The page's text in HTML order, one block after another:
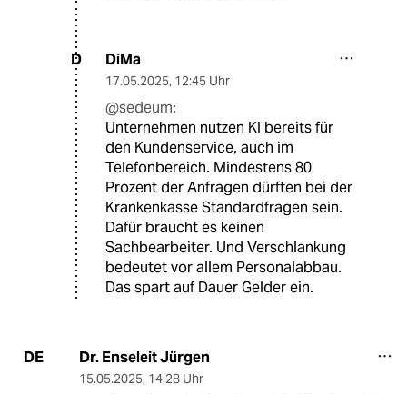
D DiMa
17.05.2025, 12:45 Uhr
@sedeum:
Unternehmen nutzen KI bereits für
den Kundenservice, auch im
Telefonbereich. Mindestens 80
Prozent der Anfragen dürften bei der
Krankenkasse Standardfragen sein.
Dafür braucht es keinen
Sachbearbeiter. Und Verschlankung
bedeutet vor allem Personalabbau.
Das spart auf Dauer Gelder ein.
DE Dr. Enseleit Jürgen
15.05.2025, 14:28 Uhr